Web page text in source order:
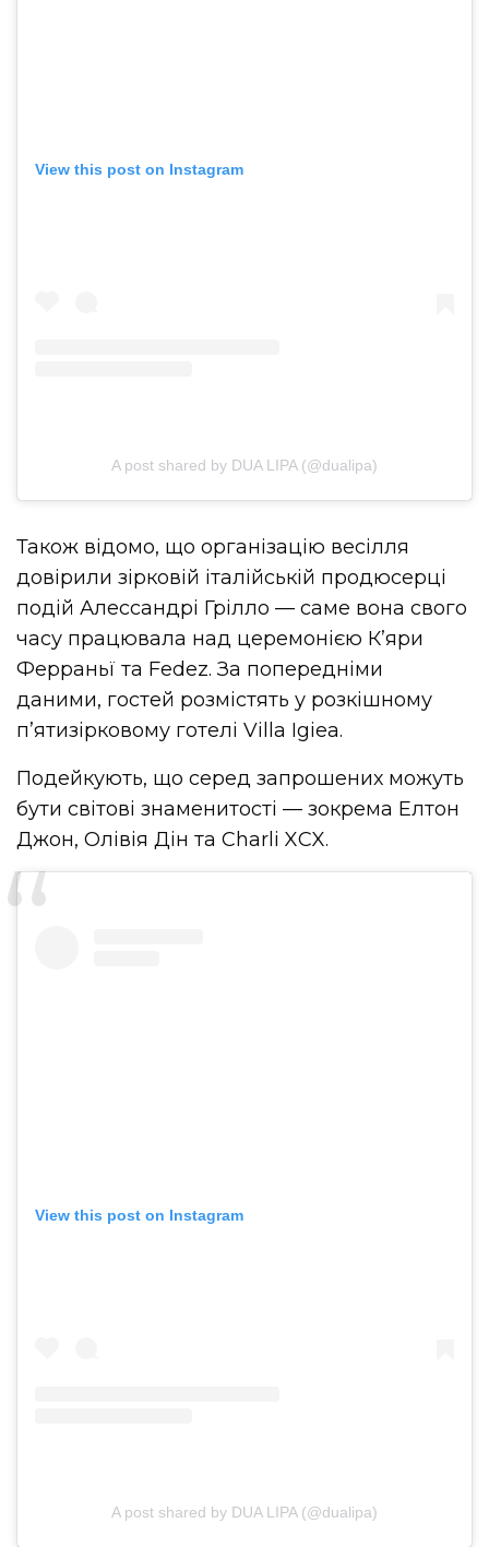
View this post on Instagram
A post shared by DUA LIPA (@dualipa)
Також відомо, що організацію весілля
довірили зірковій італійській продюсерці
подій Алессандрі Грілло — саме вона свого
часу працювала над церемонією К’яри
Ферраньї та Fedez. За попередніми
даними, гостей розмістять у розкішному
п’ятизірковому готелі Villa Igiea.
Подейкують, що серед запрошених можуть
бути світові знаменитості — зокрема Елтон
Джон, Олівія Дін та Charli XCX.
View this post on Instagram
A post shared by DUA LIPA (@dualipa)